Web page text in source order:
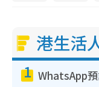
港生活
1